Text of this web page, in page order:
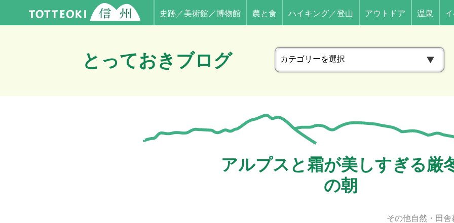
史跡／美術館／博物館 農と食 ハイキング／登山 アウトドア 温泉
とっておきブログ
カ
テ
リ
ー
アルプスと霜が美しすぎる厳
の朝
その他自然・田舎